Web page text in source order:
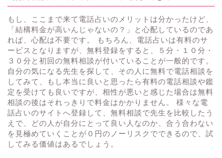
もし、ここまで来て電話占いのメリットは分かったけど、
「結構料金が高いんじゃないの？」と心配しているのであ
れば、心配は不要です。 もちろん、電話占いは有料のサ
ービスとなりますが、無料登録をすると、５分・１０分・
３０分と初回の無料相談が付いていることが一般的です。
自分の気になる先生を探して、その人に無料で電話相談を
してみて、もし本当に良いと思ったら有料の電話相談や鑑
定を受けても良いですが、相性が悪いと感じた場合は無料
相談の後はそれっきりで料金はかかりません。 様々な電
話占いのサイトへ登録して、無料相談で先生を比較したう
えで、どの人が自分にとって良い人なのか、合う合わない
を見極めていくことが０円のノーリスクでできるので、試
してみる価値はあるでしょう。